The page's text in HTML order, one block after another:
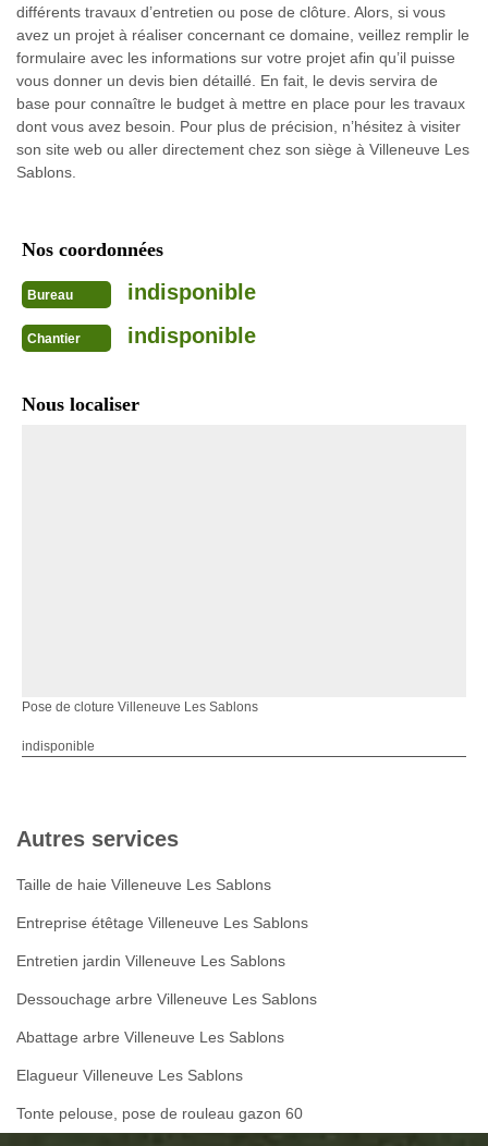
différents travaux d’entretien ou pose de clôture. Alors, si vous
avez un projet à réaliser concernant ce domaine, veillez remplir le
formulaire avec les informations sur votre projet afin qu’il puisse
vous donner un devis bien détaillé. En fait, le devis servira de
base pour connaître le budget à mettre en place pour les travaux
dont vous avez besoin. Pour plus de précision, n’hésitez à visiter
son site web ou aller directement chez son siège à Villeneuve Les
Sablons.
Nos coordonnées
Bureau indisponible
Chantier indisponible
Nous localiser
Pose de cloture Villeneuve Les Sablons
indisponible
Autres services
Taille de haie Villeneuve Les Sablons
Entreprise étêtage Villeneuve Les Sablons
Entretien jardin Villeneuve Les Sablons
Dessouchage arbre Villeneuve Les Sablons
Abattage arbre Villeneuve Les Sablons
Elagueur Villeneuve Les Sablons
Tonte pelouse, pose de rouleau gazon 60